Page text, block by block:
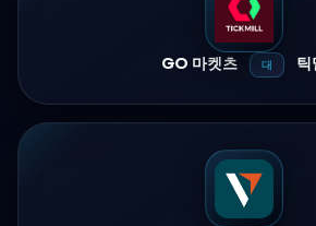
GO 마켓츠 대 틱